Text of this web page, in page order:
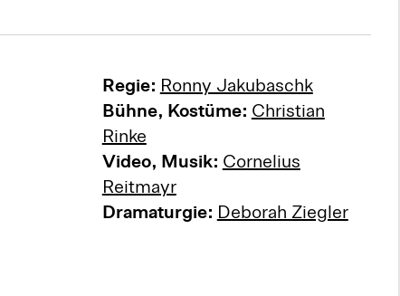
Regie: Ronny Jakubaschk
Bühne, Kostüme: Christian
Rinke
Video, Musik: Cornelius
Reitmayr
Dramaturgie: Deborah Ziegler